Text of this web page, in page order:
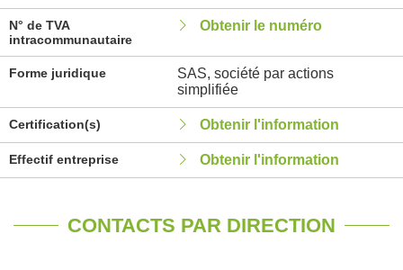
N° de TVA
intracommunautaire
Obtenir le numéro
Forme juridique
SAS, société par actions
simplifiée
Certification(s) Obtenir l'information
Effectif entreprise Obtenir l'information
CONTACTS PAR DIRECTION